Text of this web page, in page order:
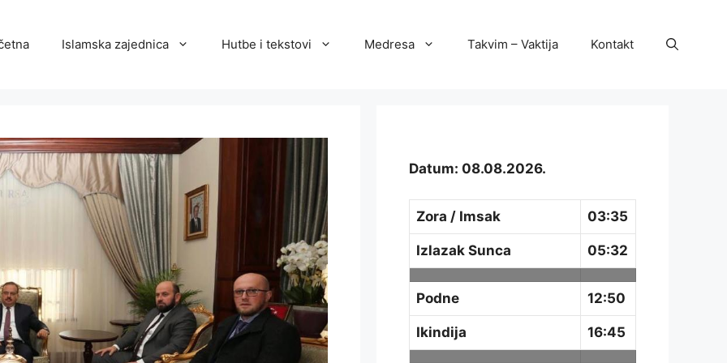
Islamska zajednica Hutbe i tekstovi Medresa Takvim – Vaktija Kontakt
Datum: 08.08.2026.
Zora / Imsak 03:35
Izlazak Sunca 05:32
Podne 12:50
Ikindija 16:45